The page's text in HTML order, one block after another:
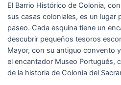
El Barrio Histórico de Colonia,
sus casas coloniales, es un lugar
paseo. Cada esquina tiene un
descubrir pequeños tesoros
Mayor, con su antiguo convento
el encantador Museo Portugués,
de la historia de Colonia del